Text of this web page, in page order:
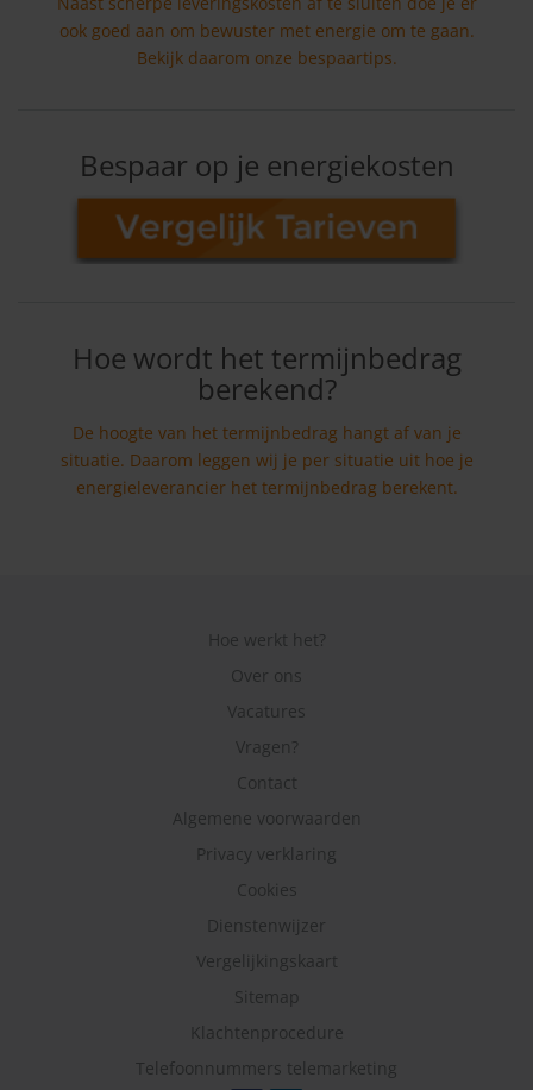
ook goed aan om bewuster met energie om te gaan.
Bekijk daarom onze bespaartips.
Bespaar op je energiekosten
Hoe wordt het termijnbedrag
berekend?
De hoogte van het termijnbedrag hangt af van je
situatie. Daarom leggen wij je per situatie uit hoe je
energieleverancier het termijnbedrag berekent.
Hoe werkt het?
Over ons
Vacatures
Vragen?
Contact
Algemene voorwaarden
Privacy verklaring
Cookies
Dienstenwijzer
Vergelijkingskaart
Sitemap
Klachtenprocedure
Telefoonnummers telemarketing